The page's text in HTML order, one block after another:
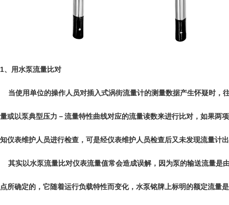
1、用水泵流量比对
当使用单位的操作人员对插入式涡街流量计的测量数据产生怀疑时，
量或以泵典型压力－流量特性曲线对应的流量读数来进行比对，如果两
知仪表维护人员进行检查，可是经仪表维护人员检查后又未发现流量计
其实以水泵流量比对仪表流量值常会造成误解，因为泵的输送流量是
点所确定的，它随着运行负载特性而变化，水泵铭牌上标明的额定流量